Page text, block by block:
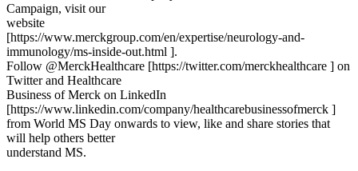
Campaign, visit our
website
[https://www.merckgroup.com/en/expertise/neurology-and-
immunology/ms-inside-out.html ].
Follow @MerckHealthcare [https://twitter.com/merckhealthcare ] on
Twitter and Healthcare
Business of Merck on LinkedIn
[https://www.linkedin.com/company/healthcarebusinessofmerck ]
from World MS Day onwards to view, like and share stories that
will help others better
understand MS.